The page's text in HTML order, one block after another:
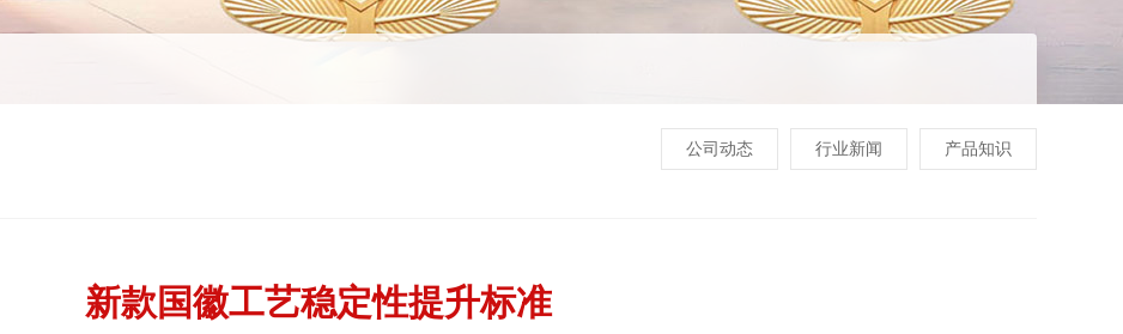
公司动态 行业新闻 产品知识
新款国徽工艺稳定性提升标准